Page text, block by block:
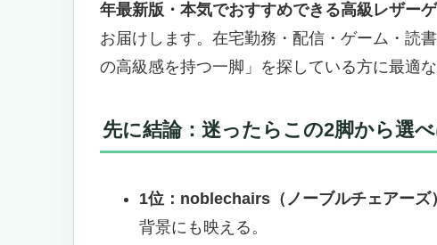
年最新版・本気でおすすめできる高級レザー
お届けします。在宅勤務・配信・ゲーム・読
の高級感を持つ一脚」を探している方に最適な
先に結論：迷ったらこの2脚から選
1位：noblechairs（ノーブルチェアーズ）
背景にも映える。